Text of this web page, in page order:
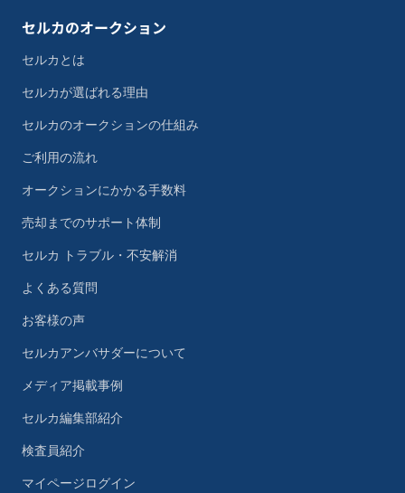
セルカのオークション
セルカとは
セルカが選ばれる理由
セルカのオークションの仕組み
ご利用の流れ
オークションにかかる手数料
売却までのサポート体制
セルカ トラブル・不安解消
よくある質問
お客様の声
セルカアンバサダーについて
メディア掲載事例
セルカ編集部紹介
検査員紹介
マイページログイン